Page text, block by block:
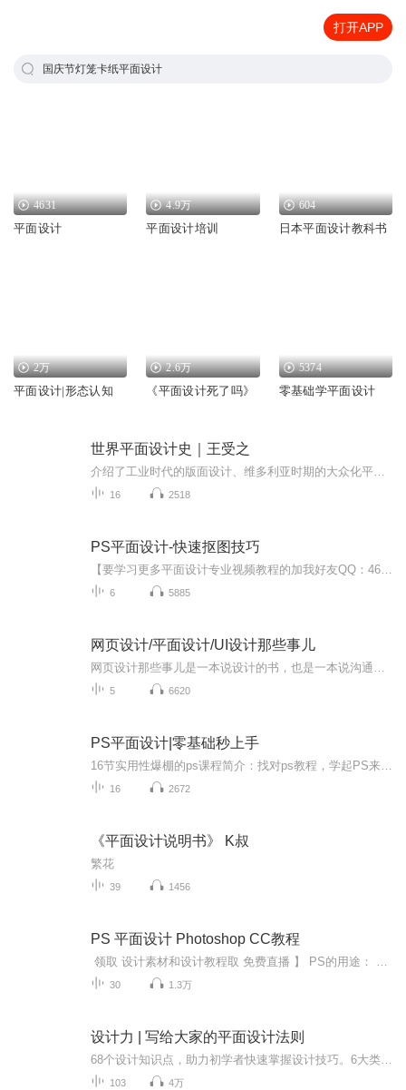
打开APP
国庆节灯笼卡纸平面设计
4631
平面设计
4.9万
平面设计培训
604
日本平面设计教科书
2万
平面设计|形态认知
2.6万
《平面设计死了吗》
5374
零基础学平面设计
世界平面设计史｜王受之
16 2518
PS平面设计-快速抠图技巧
6 5885
网页设计/平面设计/UI设计那些事儿
5 6620
PS平面设计|零基础秒上手
16 2672
《平面设计说明书》 K叔
繁花
39 1456
PS 平面设计 Photoshop CC教程
30 1.3万
设计力 | 写给大家的平面设计法则
103 4万